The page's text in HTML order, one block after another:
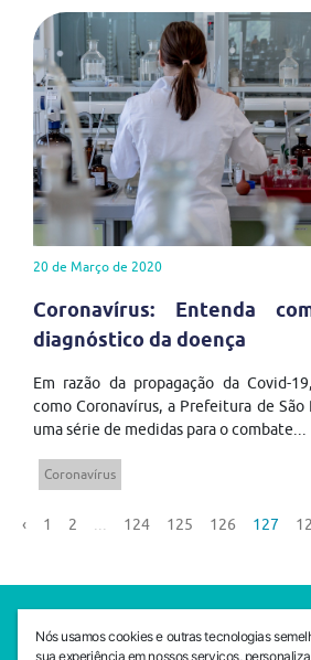
20 de Março de 2020
Coronavírus: Entenda
diagnóstico da doença
Em razão da propagação da Covid-
como Coronavírus, a Prefeitura de
uma série de medidas para o combate...
Coronavírus
‹ 1 2 ... 124 125 126 127
SEDE CEJAM
Av. da Liberdade, 765, Liberdade, São
Nós usamos cookies e outras tecnologias
sua experiência em nossos serviços,